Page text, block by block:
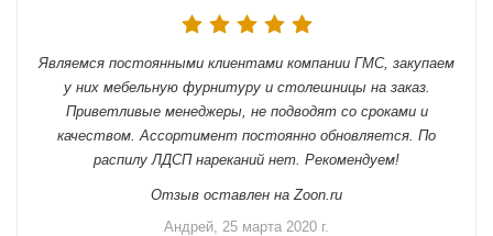
Являемся постоянными клиентами компании ГМС, закупаем
у них мебельную фурнитуру и столешницы на заказ.
Приветливые менеджеры, не подводят со сроками и
качеством. Ассортимент постоянно обновляется. По
распилу ЛДСП нареканий нет. Рекомендуем!
Отзыв оставлен на Zoon.ru
Андрей, 25 марта 2020 г.